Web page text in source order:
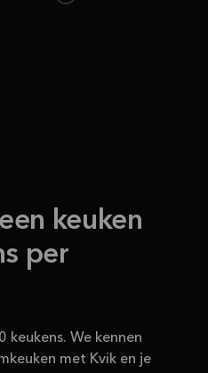
keuken
per
keukens. We kennen
met Kvik en je